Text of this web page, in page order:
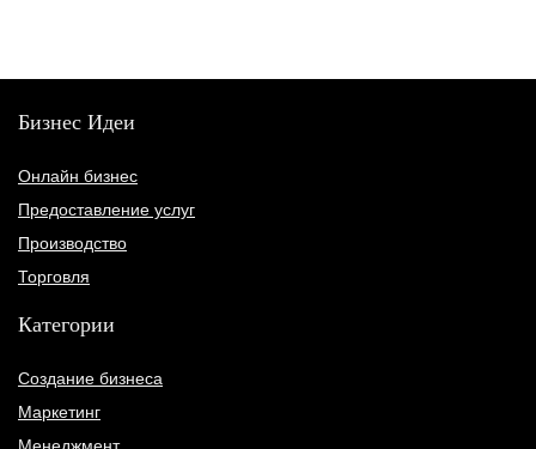
Бизнес Идеи
Онлайн бизнес
Предоставление услуг
Производство
Торговля
Категории
Создание бизнеса
Маркетинг